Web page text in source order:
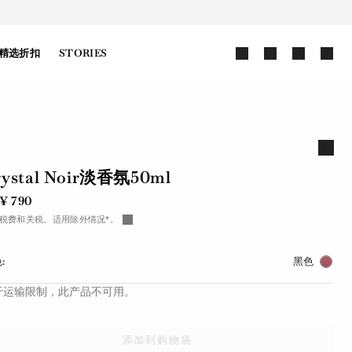
选折扣 STORIES
Noir淡香氛50ml
790
费和关税。适用除外情况*。
黑色
运输限制，此产品不可用。
添加到购物袋